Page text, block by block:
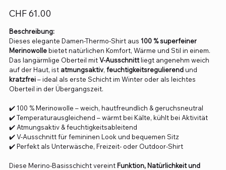
Preis
CHF 61.00
Beschreibung:
Dieses elegante Damen-Thermo-Shirt aus 100 % superfeiner
Merinowollebietet natürlichen Komfort, Wärme und Stil in einem.
Das langärmlige Oberteil mitV-Ausschnittliegt angenehm weich
auf der Haut, ist atmungsaktiv, feuchtigkeitsregulierendund
kratzfrei– ideal als erste Schicht im Winter oder als leichtes
Oberteil in der Übergangszeit.
✔️ 100 % Merinowolle – weich, hautfreundlich & geruchsneutral
✔️ Temperaturausgleichend – wärmt bei Kälte, kühlt bei Aktivität
✔️ Atmungsaktiv & feuchtigkeitsableitend
✔️ V-Ausschnitt für femininen Look und bequemen Sitz
✔️ Perfekt als Unterwäsche, Freizeit- oder Outdoor-Shirt
Diese Merino-Basisschicht vereint Funktion, Natürlichkeit und